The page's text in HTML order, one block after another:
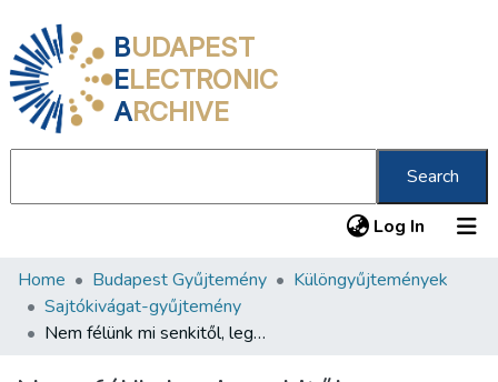
BUDAPEST
ELECTRONIC
ARCHIVE
Search
Log In (current)
Communities & Collections
All of DSpace
Home Budapest Gyűjtemény
Különgyűjtemények
Sajtókivágat-gyűjtemény
Nem félünk mi senkitől, legkevésbé az ellentől